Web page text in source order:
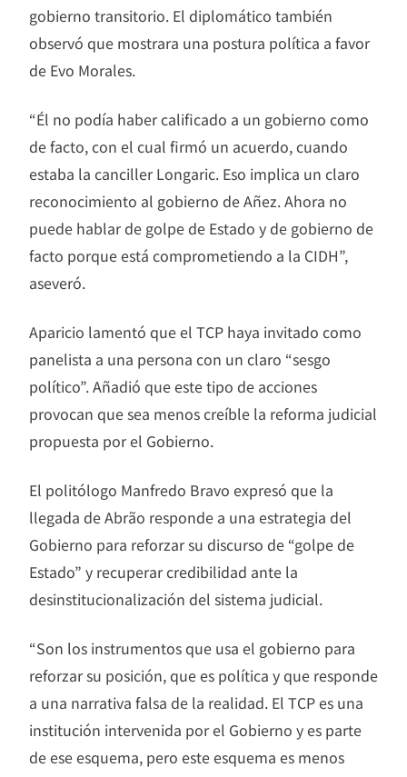
gobierno transitorio. El diplomático también
observó que mostrara una postura política a favor
de Evo Morales.
“Él no podía haber calificado a un gobierno como
de facto, con el cual firmó un acuerdo, cuando
estaba la canciller Longaric. Eso implica un claro
reconocimiento al gobierno de Añez. Ahora no
puede hablar de golpe de Estado y de gobierno de
facto porque está comprometiendo a la CIDH”,
aseveró.
Aparicio lamentó que el TCP haya invitado como
panelista a una persona con un claro “sesgo
político”. Añadió que este tipo de acciones
provocan que sea menos creíble la reforma judicial
propuesta por el Gobierno.
El politólogo Manfredo Bravo expresó que la
llegada de Abrão responde a una estrategia del
Gobierno para reforzar su discurso de “golpe de
Estado” y recuperar credibilidad ante la
desinstitucionalización del sistema judicial.
“Son los instrumentos que usa el gobierno para
reforzar su posición, que es política y que responde
a una narrativa falsa de la realidad. El TCP es una
institución intervenida por el Gobierno y es parte
de ese esquema, pero este esquema es menos